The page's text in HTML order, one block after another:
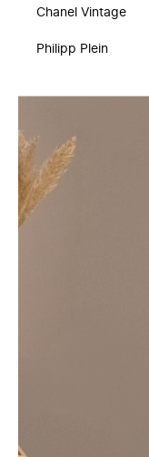
Chanel Vintage
Philipp Plein